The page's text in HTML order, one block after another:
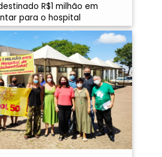
R$1 milhão em
para o hospital